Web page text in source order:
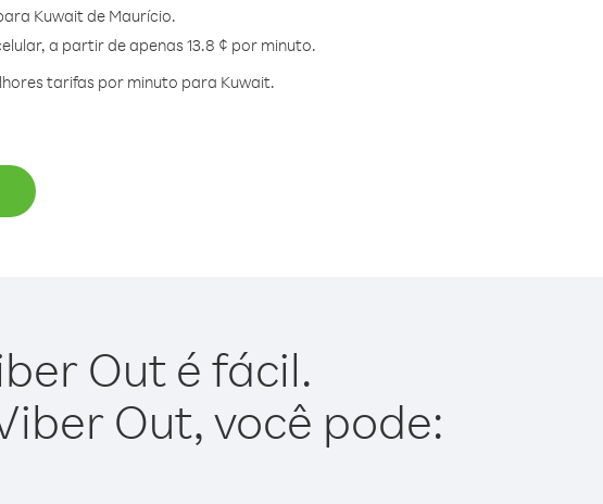
Kuwait de Maurício.
a partir de apenas 13.8 ¢ por minuto.
tarifas por minuto para Kuwait.
Out é fácil.
Out, você pode: